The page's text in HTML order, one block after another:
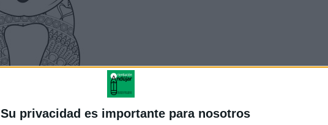
Su privacidad es importante para nosotros